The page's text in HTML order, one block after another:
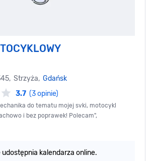
Strzyża, Gdańsk
3.7 (3 opinie)
do tematu mojej svki, motocykl
i bez poprawek! Polecam",
udostępnia kalendarza online.